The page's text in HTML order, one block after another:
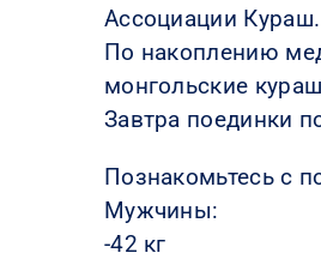
Ассоциации Кураш.
По накоплению
монгольские
Завтра поединки
Познакомьтесь с
Мужчины:
-42 кг